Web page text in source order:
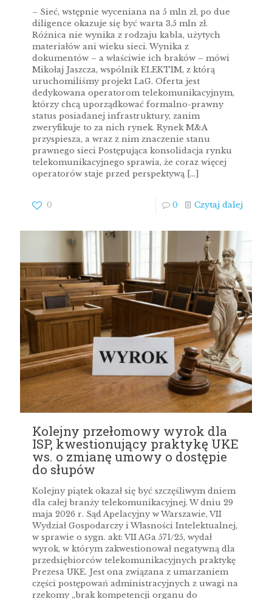
– Sieć, wstępnie wyceniana na 5 mln zł, po due
diligence okazuje się być warta 3,5 mln zł.
Różnica nie wynika z rodzaju kabla, użytych
materiałów ani wieku sieci. Wynika z
dokumentów – a właściwie ich braków – mówi
Mikołaj Jaszcza, wspólnik ELEKTIM, z którą
uruchomiliśmy projekt LaG. Oferta jest
dedykowana operatorom telekomunikacyjnym,
którzy chcą uporządkować formalno-prawny
status posiadanej infrastruktury, zanim
zweryfikuje to za nich rynek. Rynek M&A
przyspiesza, a wraz z nim znaczenie stanu
prawnego sieci Postępująca konsolidacja rynku
telekomunikacyjnego sprawia, że coraz więcej
operatorów staje przed perspektywą […]
0 0 Czytaj dalej
Kolejny przełomowy wyrok dla
ISP, kwestionujący praktykę UKE
ws. o zmianę umowy o dostępie
do słupów
Kolejny piątek okazał się być szczęśliwym dniem
dla całej branży telekomunikacyjnej. W dniu 29
maja 2026 r. Sąd Apelacyjny w Warszawie, VII
Wydział Gospodarczy i Własności Intelektualnej,
w sprawie o sygn. akt: VII AGa 571/25, wydał
wyrok, w którym zakwestionował negatywną dla
przedsiębiorców telekomunikacyjnych praktykę
Prezesa UKE. Jest ona związana z umarzaniem
części postępowań administracyjnych z uwagi na
rzekomy „brak kompetencji organu do